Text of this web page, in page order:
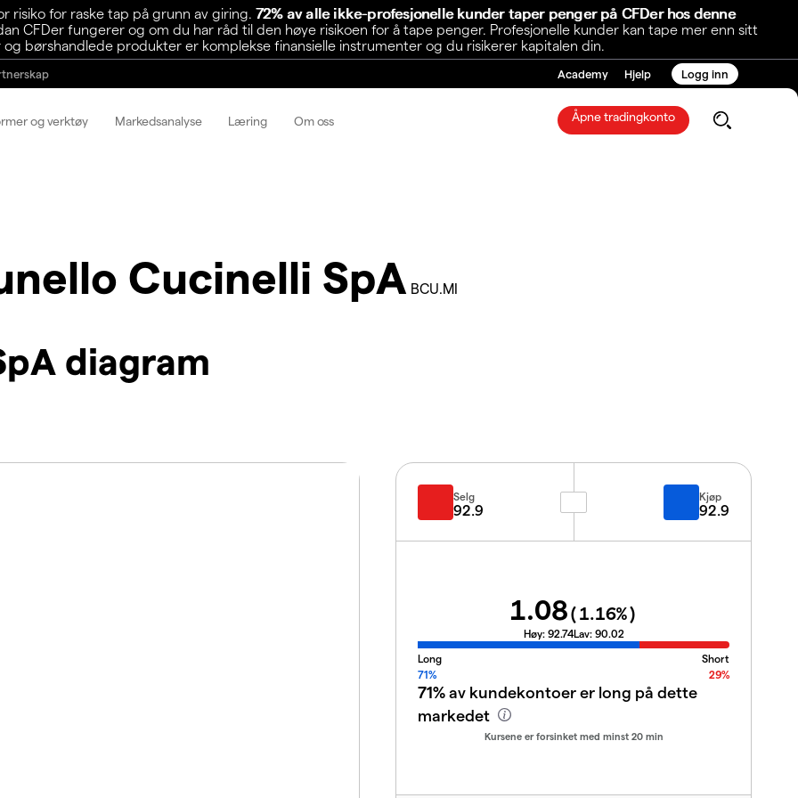
risiko for raske tap på grunn av giring.72% av alle ikke-profesjonelle kunder taper penger på CFDer hos denne
CFDer fungerer og om du har råd til den høye risikoen for å tape penger. Profesjonelle kunder kan tape mer enn sitt
børshandlede produkter er komplekse finansielle instrumenter og du risikerer kapitalen din.
Academy Hjelp Logg inn
og verktøy Markedsanalyse Læring Om oss Åpne tradingkonto
Cucinelli SpA BCU.MI
diagram
Selg
92.9
Kjøp
92.9
1.08(1.16%)
Høy: 92.74Lav: 90.02
Long
Short
71%
29%
71%av kundekontoer er long på dette
markedet
Kursene er forsinket med minst 20 min